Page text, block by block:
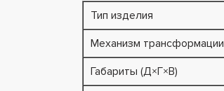
Тип изделия
Механизм трансформации
Габариты (Д×Г×В)